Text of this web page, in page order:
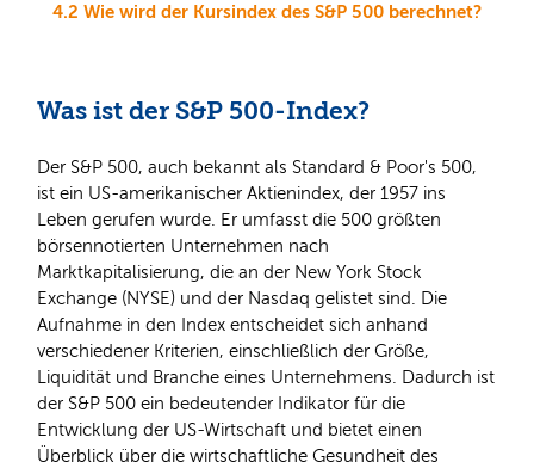
4.2 Wie wird der Kursindex des S&P 500 berechnet?
Was ist der S&P 500-Index?
Der S&P 500, auch bekannt als Standard & Poor's 500,
ist ein US-amerikanischer Aktienindex, der 1957 ins
Leben gerufen wurde. Er umfasst die 500 größten
börsennotierten Unternehmen nach
Marktkapitalisierung, die an der New York Stock
Exchange (NYSE) und der Nasdaq gelistet sind. Die
Aufnahme in den Index entscheidet sich anhand
verschiedener Kriterien, einschließlich der Größe,
Liquidität und Branche eines Unternehmens. Dadurch ist
der S&P 500 ein bedeutender Indikator für die
Entwicklung der US-Wirtschaft und bietet einen
Überblick über die wirtschaftliche Gesundheit des